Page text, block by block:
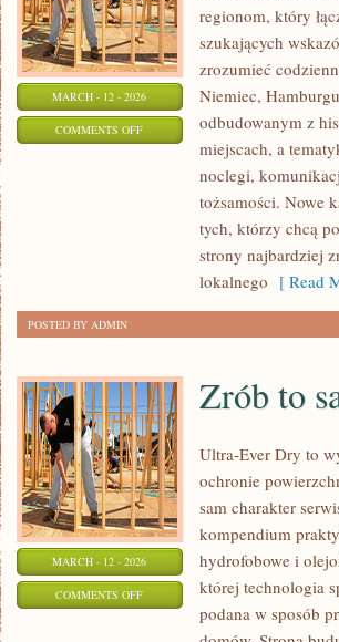
MARCH - 12 - 2026
COMMENTS OFFON
NORYMBERGA
(NÜRNBERG/NUREMBERG)
regionom, który
szukających
zrozumieć
Niemiec,
odbudowanym z
miejscach, a
noclegi,
tożsamości. Nowe
tych, którzy chcą
strony najbardziej
lokalnego [ Read
POSTED BY ADMIN
MARCH - 12 - 2026
COMMENTS OFFON
Zrób to
Ultra-Ever Dry to
ochronie
sam charakter
kompendium
hydrofobowe i
której technologia
podana w sposób